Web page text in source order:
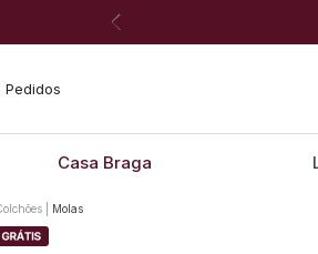
Pedidos
Casa Braga
Molas